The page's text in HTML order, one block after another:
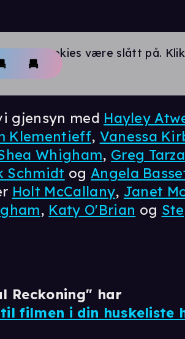
cookies være slått på.
gjensyn med Hayley
Klementieff, Vanessa
Whigham, Greg
Schmidt og Angela
Holt McCallany, Janet
, Katy O'Brian og
Reckoning" har
filmen i din huskeliste